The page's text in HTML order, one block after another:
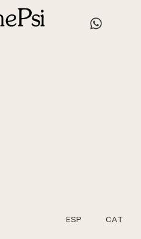
ESP CAT